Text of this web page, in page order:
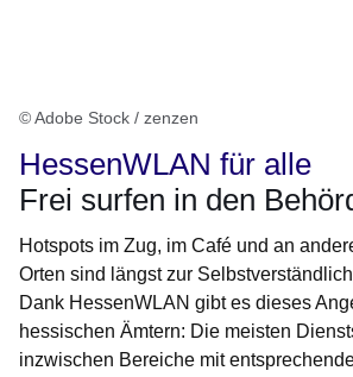
© Adobe Stock / zenzen
HessenWLAN für alle
Frei surfen in den
Hotspots im Zug, im Café und an
Orten sind längst zur
Dank HessenWLAN gibt es dieses
hessischen Ämtern: Die meisten
inzwischen Bereiche mit